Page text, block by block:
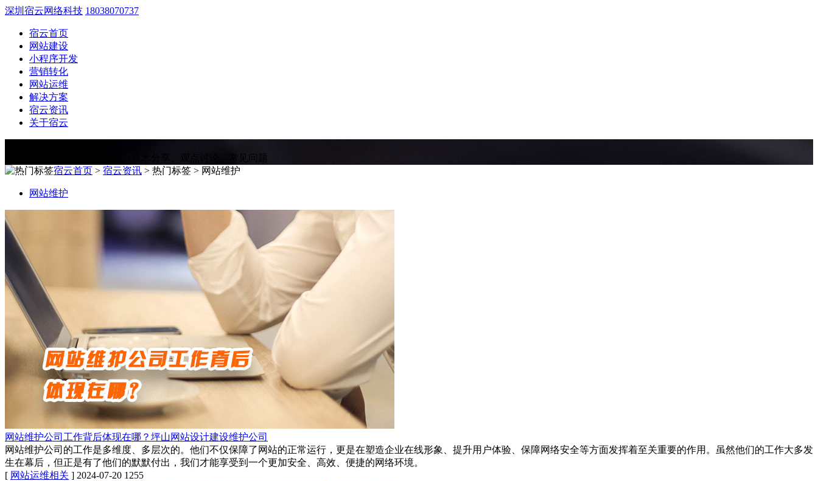
深圳宿云网络科技 18038070737
宿云首页
网站建设
小程序开发
营销转化
网站运维
解决方案
宿云资讯
关于宿云
为您提供网站建设相关资讯、技术分享、观点讨论、常见问题
宿云首页 > 宿云资讯 > 热门标签 > 网站维护
网站维护
网站维护公司工作背后体现在哪？坪山网站设计建设维护公司
网站维护公司的工作是多维度、多层次的。他们不仅保障了网站的正常运行，更是在塑造企业在线形象、提升用户体验、保障网络安全等方面发挥着至关重要的作用。虽然他们的工作大多发
生在幕后，但正是有了他们的默默付出，我们才能享受到一个更加安全、高效、便捷的网络环境。
[ 网站运维相关 ] 2024-07-20 1255